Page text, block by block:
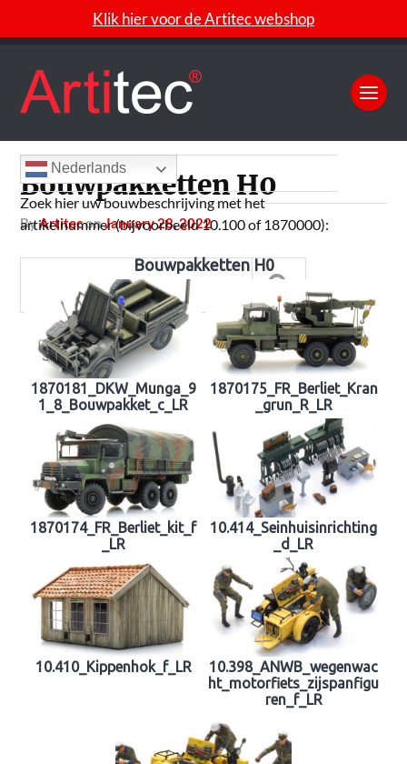
Klik hier voor de Artitec webshop
Bouwpakketten H0
byArtiteconJanuary 28, 2022
Bouwpakketten H0
1870181_DKW_Munga_9
1_8_Bouwpakket_c_LR
1870175_FR_Berliet_Kran
_grun_R_LR
1870174_FR_Berliet_kit_f
_LR
10.414_Seinhuisinrichting
_d_LR
10.410_Kippenhok_f_LR
10.398_ANWB_wegenwac
ht_motorfiets_zijspanfigu
ren_f_LR
Nederlands
Zoek hier uw bouwbeschrijving met het
artikelnummer (bijvoorbeeld 10.100 of 1870000):